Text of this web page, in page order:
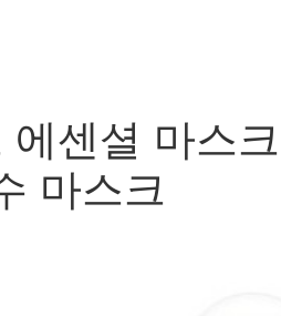
센셜 마스
마스크